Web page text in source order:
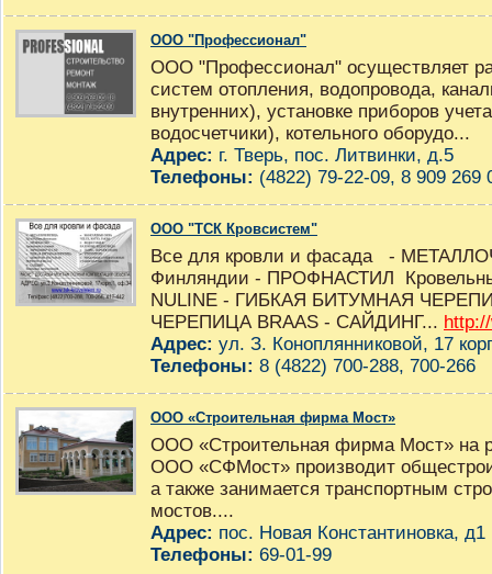
ООО "Профессионал"
ООО "Профессионал" осуществляет
систем отопления, водопровода,
внутренних), установке приборов
водосчетчики), котельного оборудо...
Адрес: г. Тверь, пос. Литвинки, д.5
Телефоны: (4822) 79-22-09, 8 909 269
ООО "ТСК Кровсистем"
Все для кровли и фасада -
Финляндии - ПРОФНАСТИЛ
NULINE - ГИБКАЯ БИТУМНАЯ
ЧЕРЕПИЦА BRAAS - САЙДИНГ...
Адрес: ул. З. Коноплянниковой, 17
Телефоны: 8 (4822) 700-288, 700-266
ООО «Строительная фирма Мост»
ООО «Строительная фирма Мост» на
ООО «СФМост» производит
а также занимается транспортным
мостов....
Адрес: пос. Новая Константиновка,
Телефоны: 69-01-99